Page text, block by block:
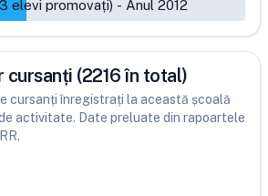
elevi promovați) - Anul 2012
cursanți (2216 în total)
cursanți înregistrați la această școală
activitate. Date preluate din rapoartele